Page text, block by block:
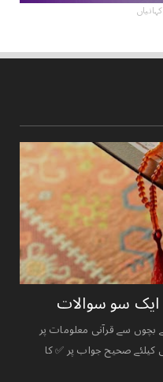
‏سو ‏سوالات
بچوں سے قرآنی معلومات پر
کیلئے صحیح جواب پر ✅ کا